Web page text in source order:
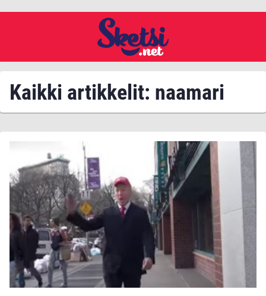
Kaikki artikkelit: naamari